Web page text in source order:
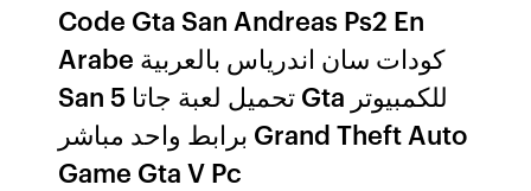
Code Gta San Andreas Ps2 En
Arabe كودات سان اندرياس بالعربية
San تحميل لعبة جاتا 5 Gta للكمبيوتر
برابط واحد مباشر Grand Theft Auto
Game Gta V Pc